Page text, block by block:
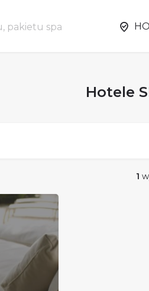
Hotele
1